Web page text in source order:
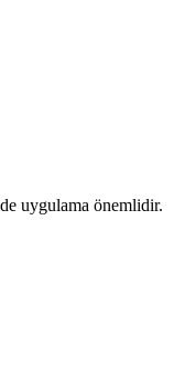
uygulama önemlidir.